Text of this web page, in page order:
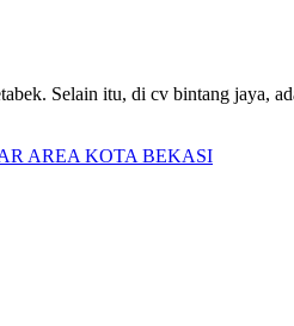
Selain itu, di cv bintang jaya,